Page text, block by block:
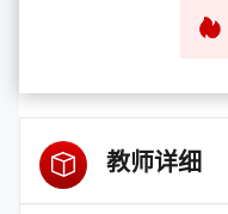
教师详细